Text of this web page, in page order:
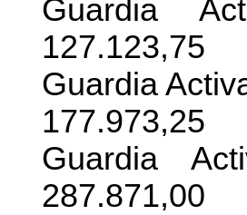
Guardia
127.123,75
Guardia
177.973,25
Guardia
287.871,00